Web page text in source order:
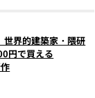
世界的建築家・隈研
円で買える